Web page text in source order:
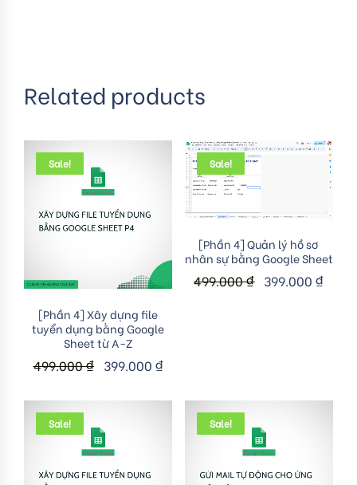
Related products
Sale!
Add to cart
[Phần 4] Xây dựng file
tuyển dụng bằng Google
Sheet từ A-Z
499.000₫ 399.000 ₫
Sale!
Add to cart
[Phần 4] Quản lý hồ sơ
nhân sự bằng Google Sheet
499.000₫ 399.000₫
Sale! Sale!